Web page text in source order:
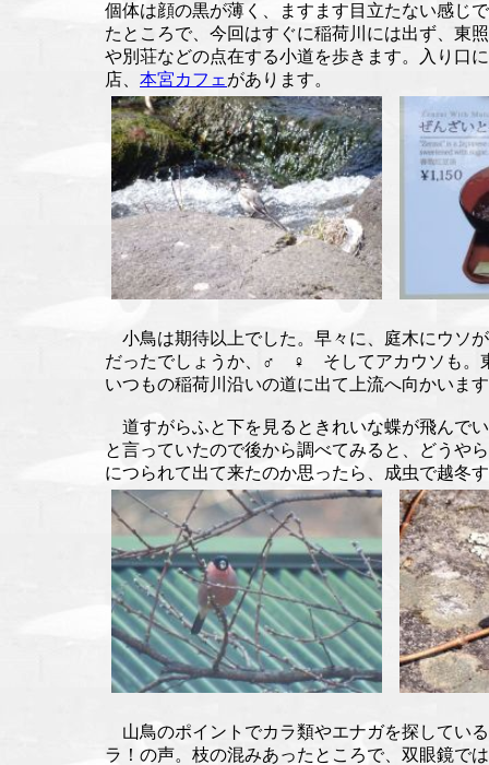
個体は顔の黒が薄く、ますます目立たない感じ
たところで、今回はすぐに稲荷川には出ず、東
や別荘などの点在する小道を歩きます。入り口
店、 本宮カフェ があります。
小鳥は期待以上でした。早々に、庭木にウソ
だったでしょうか、♂ ♀ そしてアカウソも。
いつもの稲荷川沿いの道に出て上流へ向かいま
道すがらふと下を見るときれいな蝶が飛んで
と言っていたので後から調べてみると、どうやら
につられて出て来たのか思ったら、成虫で越冬
山鳥のポイントでカラ類やエナガを探してい
ラ！の声。枝の混みあったところで、双眼鏡で